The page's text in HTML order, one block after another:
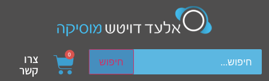
חיפוש
device users, explore by touch or with swipe gestures.
0 צרו
קשר